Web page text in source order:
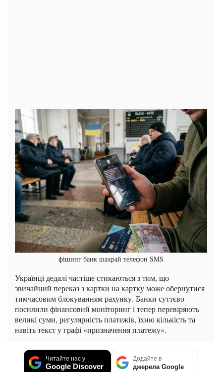
фішинг банк шахрай телефон SMS
Українці дедалі частіше стикаються з тим, що
звичайний переказ з картки на картку може обернутися
тимчасовим блокуванням рахунку. Банки суттєво
посилили фінансовий моніторинг і тепер перевіряють
великі суми, регулярність платежів, їхню кількість та
навіть текст у графі «призначення платежу».
Читайте нас у
Google Discover
Додайте в
джерела Google